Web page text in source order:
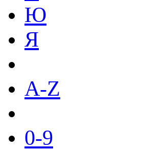
Ю
Я
A-Z
0-9